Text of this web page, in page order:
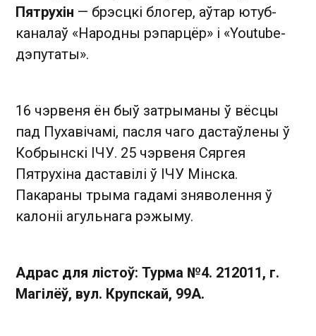
Пятрухін — брэсцкі блогер, аўтар ютуб-
каналаў «Народны рэпарцёр» і «Youtube-
дэпутаты».
16 чэрвеня ён быў затрыманы ў вёсцы
пад Пухавічамі, пасля чаго дастаўлены ў
Кобрынскі ІЧУ. 25 чэрвеня Сяргея
Пятрухіна даставілі ў ІЧУ Мінска.
Пакараны трыма гадамі зняволення ў
калоніі агульнага рэжыму.
Адрас для лістоў: Турма №4. 212011, г.
Магілёў, вул. Крупскай, 99А.